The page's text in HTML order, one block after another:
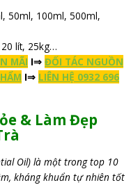
50ml, 100ml, 500ml,
lít, 25kg…
MÃI I⇒ ĐỐI TÁC NGUỒN
I⇒ LIÊN HỆ 0932 696
& Làm Đẹp
Oil) là một trong top 10
kháng khuẩn tự nhiên tốt